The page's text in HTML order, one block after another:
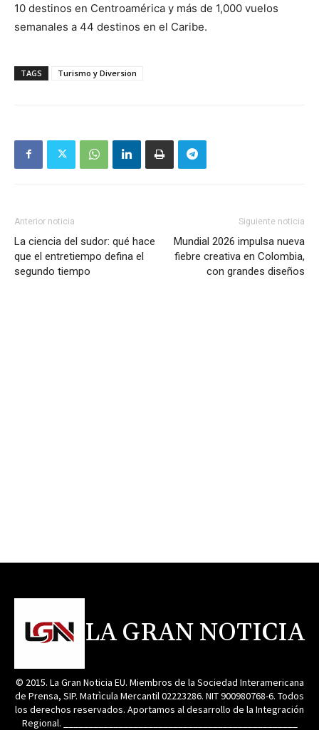
10 destinos en Centroamérica y más de 1,000 vuelos
semanales a 44 destinos en el Caribe.
TAGS Turismo y Diversion
Anterior noticia
La ciencia del sudor: qué hace
que el entretiempo defina el
segundo tiempo
Siguiente noticia
Mundial 2026 impulsa nueva
fiebre creativa en Colombia,
con grandes diseños
LA GRAN NOTICIA
© 2015. La Gran Noticia EU. Miembros de la Sociedad Interamericana
de Prensa, SIP. Matrìcula Mercantil 02223286. NIT 900980768-6. Todos
los derechos reservados. Aportamos al desarrollo de la Integración
Regional. _______________________________________________